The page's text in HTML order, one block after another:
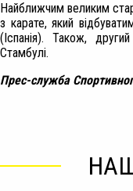
Найближчим великим
з карате, який
(Іспанія). Також,
Стамбулі.
Прес-служба